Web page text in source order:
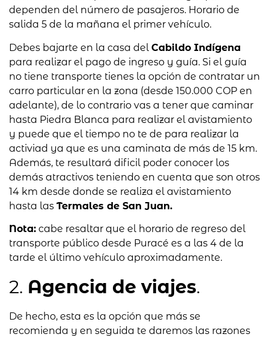
dependen del número de pasajeros. Horario de
salida 5 de la mañana el primer vehículo.
Debes bajarte en la casa del Cabildo Indígena
para realizar el pago de ingreso y guía. Si el guía
no tiene transporte tienes la opción de contratar un
carro particular en la zona (desde 150.000 COP en
adelante), de lo contrario vas a tener que caminar
hasta Piedra Blanca para realizar el avistamiento
y puede que el tiempo no te de para realizar la
activiad ya que es una caminata de más de 15 km.
Además, te resultará dificil poder conocer los
demás atractivos teniendo en cuenta que son otros
14 km desde donde se realiza el avistamiento
hasta las Termales de San Juan.
Nota: cabe resaltar que el horario de regreso del
transporte público desde Puracé es a las 4 de la
tarde el último vehículo aproximadamente.
2. Agencia de viajes.
De hecho, esta es la opción que más se
recomienda y en seguida te daremos las razones